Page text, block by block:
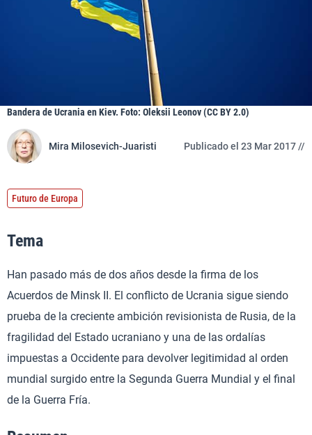
Bandera de Ucrania en Kiev. Foto: Oleksii Leonov (CC BY 2.0)
Mira Milosevich-Juaristi Publicado el 23 Mar 2017 //
Futuro de Europa
Tema
Han pasado más de dos años desde la firma de los
Acuerdos de Minsk II. El conflicto de Ucrania sigue siendo
prueba de la creciente ambición revisionista de Rusia, de la
fragilidad del Estado ucraniano y una de las ordalías
impuestas a Occidente para devolver legitimidad al orden
mundial surgido entre la Segunda Guerra Mundial y el final
de la Guerra Fría.